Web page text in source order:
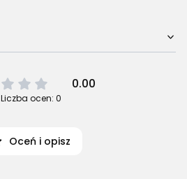
0.00
Liczba ocen: 0
Oceń i opisz